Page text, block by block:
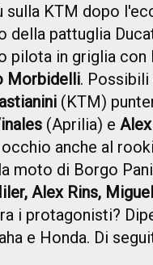
sulla KTM dopo
della pattuglia
pilota in griglia con
Morbidelli.
(KTM)
(Aprilia) e
anche al
moto di Borgo
Alex Rins,
i protagonisti?
e Honda. Di